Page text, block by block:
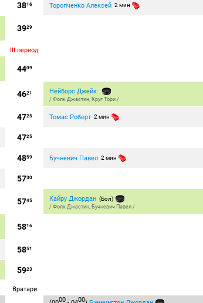
3816 Торопченко Алексей 2 мин
3929
III период
4409
4621 Нейборс Джейк
/Фолк Джастин, Круг Тори /
4725 Томас Роберт 2 мин
4725
4859 Бучневич Павел 2 мин
5730
5745 Кайру Джордан (Бол)
/Фолк Джастин, Бучневич Павел /
5816
5851
5923
Вратари
00 00